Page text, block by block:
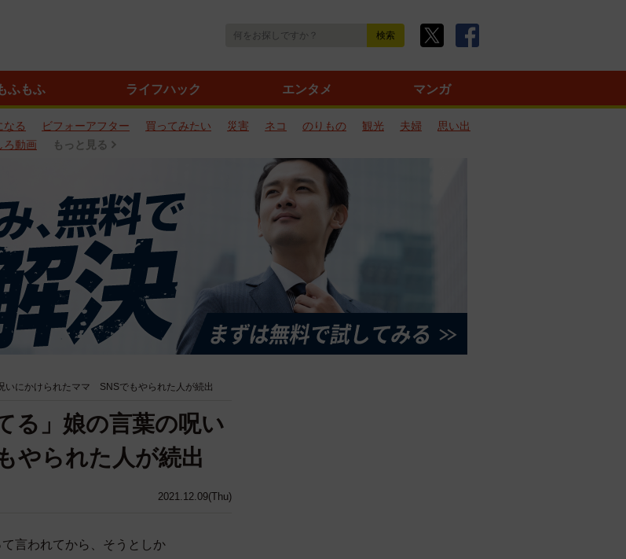
ふもふ ライフハック エンタメ マンガ
なる ビフォーアフター 買ってみたい 災害 ネコ のりもの 観光 夫婦
思い出
ろ動画 もっと見る
いにかけられたママ SNSでもやられた人が続出
2021.12.09(Thu)
る」娘の言葉の呪い
やられた人が続出
言われてから、そうとしか